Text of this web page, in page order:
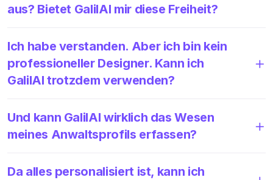
aus? Bietet GalilAI mir diese Freiheit?
Ich habe verstanden. Aber ich bin kein
professioneller Designer. Kann ich
GalilAI trotzdem verwenden?
Und kann GalilAI wirklich das Wesen
meines Anwaltsprofils erfassen?
Da alles personalisiert ist, kann ich